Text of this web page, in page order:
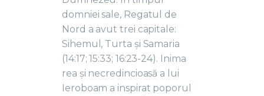
domniei sale, Regatul de
Nord a avut trei capitale:
Sihemul, Turta și Samaria
(14:17; 15:33; 16:23-24). Inima
rea și necredincioasă a lui
Ieroboam a inspirat poporul